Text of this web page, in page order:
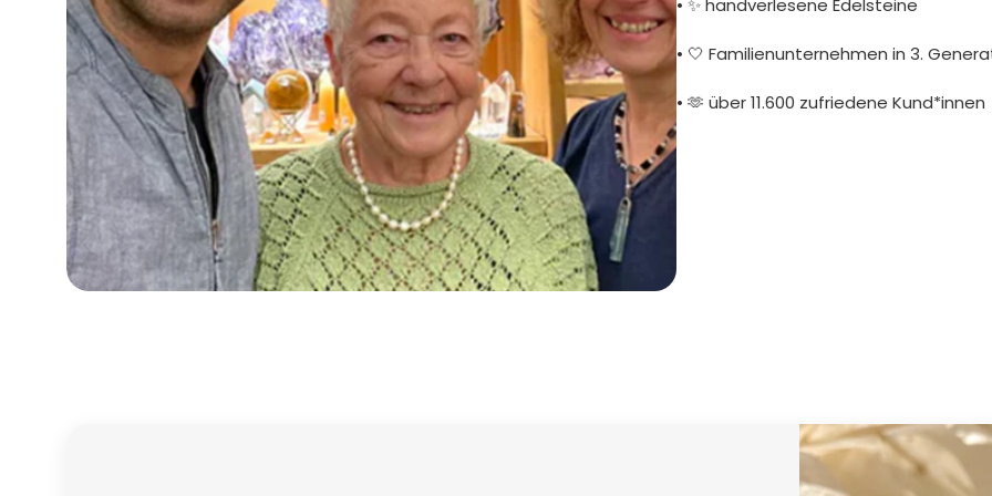
• ✨ handverlesene Edelsteine
• 🤍 Familienunternehmen in 3.
• 🫶 über 11.600 zufriedene Kund*innen